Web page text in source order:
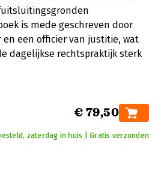
is mede geschreven door
een officier van justitie, wat
dagelijkse rechtspraktijk sterk
€ 79,50
zaterdag in huis | Gratis verzonden